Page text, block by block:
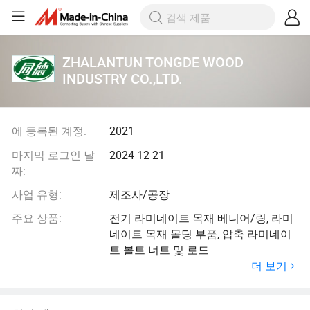
ZHALANTUN TONGDE WOOD
INDUSTRY CO.,LTD.
에 등록된 계정:
2021
마지막 로그인 날
짜:
2024-12-21
사업 유형:
제조사/공장
주요 상품:
전기 라미네이트 목재 베니어/링, 라미
네이트 목재 몰딩 부품, 압축 라미네이
트 볼트 너트 및 로드
더 보기